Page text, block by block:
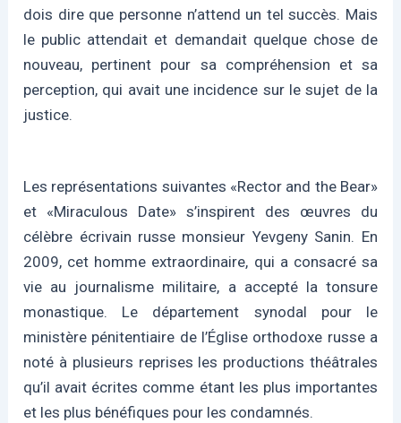
dois dire que personne n’attend un tel succès. Mais
le public attendait et demandait quelque chose de
nouveau, pertinent pour sa compréhension et sa
perception, qui avait une incidence sur le sujet de la
justice.
Les représentations suivantes «Rector and the Bear»
et «Miraculous Date» s’inspirent des œuvres du
célèbre écrivain russe monsieur Yevgeny Sanin. En
2009, cet homme extraordinaire, qui a consacré sa
vie au journalisme militaire, a accepté la tonsure
monastique. Le département synodal pour le
ministère pénitentiaire de l’Église orthodoxe russe a
noté à plusieurs reprises les productions théâtrales
qu’il avait écrites comme étant les plus importantes
et les plus bénéfiques pour les condamnés.